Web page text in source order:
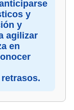
y
y
agilizar
en